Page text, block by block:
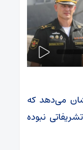
می‌دهد که
نبوده